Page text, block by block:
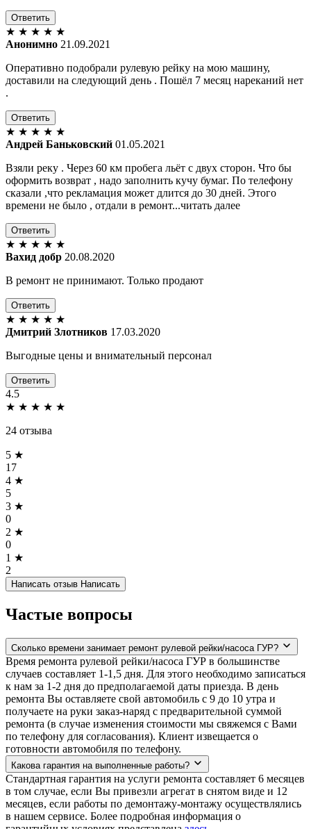
Ответить
★ ★ ★ ★ ★
Анонимно 21.09.2021
Оперативно подобрали рулевую рейку на мою машину,
доставили на следующий день . Пошёл 7 месяц нареканий нет
.
Ответить
★ ★ ★ ★ ★
Андрей Баньковский 01.05.2021
Взяли реку . Через 60 км пробега льёт с двух сторон. Что бы
оформить возврат , надо заполнить кучу бумаг. По телефону
сказали ,что рекламация может длится до 30 дней. Этого
времени не было , отдали в ремонт...читать далее
Ответить
★ ★ ★ ★ ★
Вахид добр 20.08.2020
В ремонт не принимают. Только продают
Ответить
★ ★ ★ ★ ★
Дмитрий Злотников 17.03.2020
Выгодные цены и внимательный персонал
Ответить
4.5
★ ★ ★ ★ ★
24 отзыва
5 ★
17
4 ★
5
3 ★
0
2 ★
0
1 ★
2
Написать отзыв Написать
Частые вопросы
Сколько времени занимает ремонт рулевой рейки/насоса ГУР?
Время ремонта рулевой рейки/насоса ГУР в большинстве
случаев составляет 1-1,5 дня. Для этого необходимо записаться
к нам за 1-2 дня до предполагаемой даты приезда. В день
ремонта Вы оставляете свой автомобиль с 9 до 10 утра и
получаете на руки заказ-наряд с предварительной суммой
ремонта (в случае изменения стоимости мы свяжемся с Вами
по телефону для согласования). Клиент извещается о
готовности автомобиля по телефону.
Какова гарантия на выполненные работы?
Стандартная гарантия на услуги ремонта составляет 6 месяцев
в том случае, если Вы привезли агрегат в снятом виде и 12
месяцев, если работы по демонтажу-монтажу осуществлялись
в нашем сервисе. Более подробная информация о